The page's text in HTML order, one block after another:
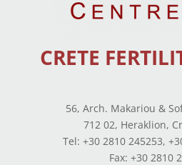
CRETE
56, Arch. Makariou &
712 02, Heraklion,
Tel: +30 2810 245253,
Fax: +30 2810